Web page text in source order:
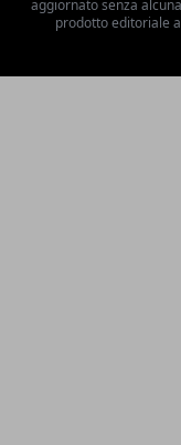
aggiornato senza
prodotto editoriale